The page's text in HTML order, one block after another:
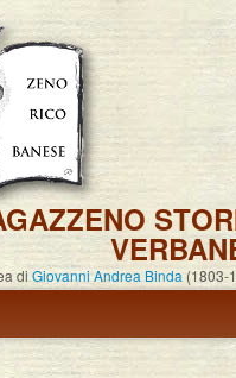
di Giovanni Andrea Binda (1803-
attività